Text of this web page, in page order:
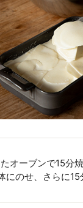
オーブンで15分
にのせ、さらに15